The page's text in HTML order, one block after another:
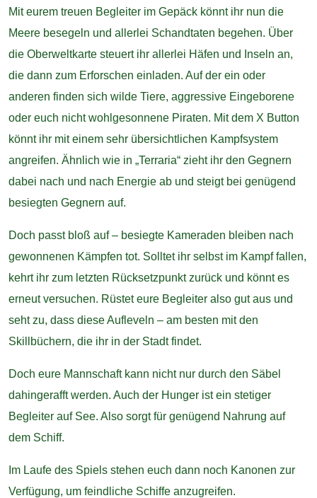
Mit eurem treuen Begleiter im Gepäck könnt ihr nun die
Meere besegeln und allerlei Schandtaten begehen. Über
die Oberweltkarte steuert ihr allerlei Häfen und Inseln an,
die dann zum Erforschen einladen. Auf der ein oder
anderen finden sich wilde Tiere, aggressive Eingeborene
oder euch nicht wohlgesonnene Piraten. Mit dem X Button
könnt ihr mit einem sehr übersichtlichen Kampfsystem
angreifen. Ähnlich wie in „Terraria“ zieht ihr den Gegnern
dabei nach und nach Energie ab und steigt bei genügend
besiegten Gegnern auf.
Doch passt bloß auf – besiegte Kameraden bleiben nach
gewonnenen Kämpfen tot. Solltet ihr selbst im Kampf fallen,
kehrt ihr zum letzten Rücksetzpunkt zurück und könnt es
erneut versuchen. Rüstet eure Begleiter also gut aus und
seht zu, dass diese Aufleveln – am besten mit den
Skillbüchern, die ihr in der Stadt findet.
Doch eure Mannschaft kann nicht nur durch den Säbel
dahingerafft werden. Auch der Hunger ist ein stetiger
Begleiter auf See. Also sorgt für genügend Nahrung auf
dem Schiff.
Im Laufe des Spiels stehen euch dann noch Kanonen zur
Verfügung, um feindliche Schiffe anzugreifen.